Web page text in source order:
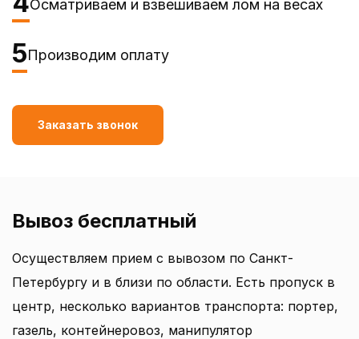
Осматриваем и взвешиваем лом на весах
5Производим оплату
Заказать звонок
Вывоз бесплатный
Осуществляем прием с вывозом по Санкт-
Петербургу и в близи по области. Есть пропуск в
центр, несколько вариантов транспорта: портер,
газель, контейнеровоз, манипулятор